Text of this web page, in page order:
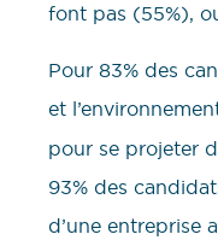
font pas (55%),
Pour 83% des
et
pour se projeter
93% des
d’une entreprise